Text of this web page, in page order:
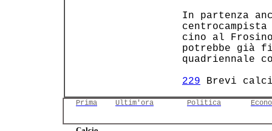
In partenza
cino al
potrebbe già
229 Brevi
Prima Ultim'ora Politica